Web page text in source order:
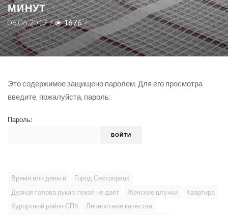
МИНУТ
06.06.2017 / 1676 /
Это содержимое защищено паролем. Для его просмотра
введите, пожалуйста, пароль:
Пароль:
Время или деньги
Город Сестрорецк
Дурная голова рукам покоя не даёт
Женские штучки
Квартира
Курортный район СПб
Личностные качества